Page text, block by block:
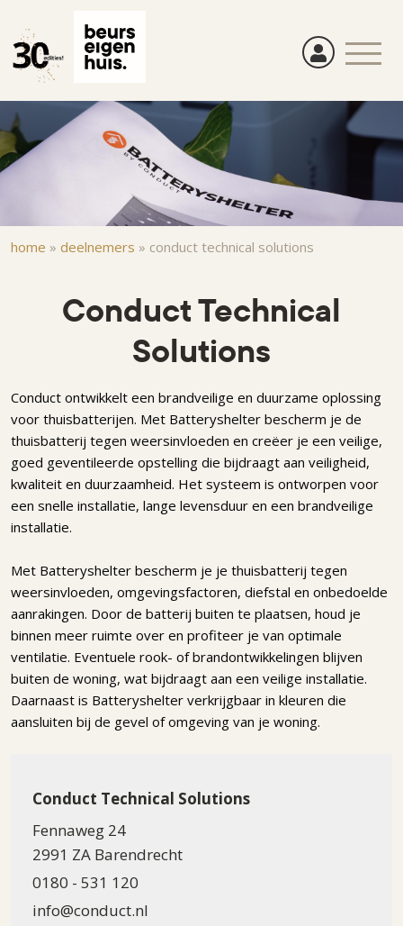
naar
de
gaan
Kruimelpad
home » deelnemers » conduct technical solutions
Conduct Technical
Solutions
Conduct ontwikkelt een brandveilige en duurzame oplossing
voor thuisbatterijen. Met Batteryshelter bescherm je de
thuisbatterij tegen weersinvloeden en creëer je een veilige,
goed geventileerde opstelling die bijdraagt aan veiligheid,
kwaliteit en duurzaamheid. Het systeem is ontworpen voor
een snelle installatie, lange levensduur en een brandveilige
installatie.
Met Batteryshelter bescherm je je thuisbatterij tegen
weersinvloeden, omgevingsfactoren, diefstal en onbedoelde
aanrakingen. Door de batterij buiten te plaatsen, houd je
binnen meer ruimte over en profiteer je van optimale
ventilatie. Eventuele rook- of brandontwikkelingen blijven
buiten de woning, wat bijdraagt aan een veilige installatie.
Daarnaast is Batteryshelter verkrijgbaar in kleuren die
aansluiten bij de gevel of omgeving van je woning.
Conduct Technical Solutions
Fennaweg 24
2991 ZA Barendrecht
0180 - 531 120
info@conduct.nl